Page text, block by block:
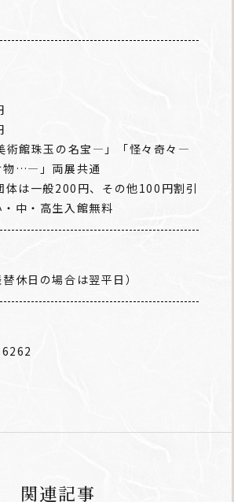
館珠玉の名宝―」「怪々奇々―
物…―」両展共通
は一般200円、その他100円割引
中・高生入館無料
休日の場合は翌平日）
関連記事